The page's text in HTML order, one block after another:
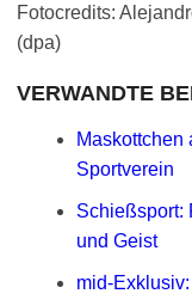
Fotocredits:
(dpa)
VERWANDTE
Maskottchen
Sportverein
Schießsport:
und Geist
mid-